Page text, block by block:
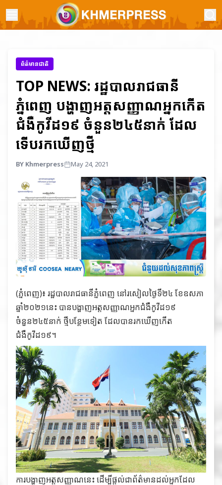
ព័ត៌មានជាតិ
TOP NEWS: រដ្ឋបាលរាជធានី
ភ្នំពេញ បង្ហាញអត្តសញ្ញាណអ្នកកើត
ជំងឺកូវីដ១៩ ចំនួន២៤៥នាក់ ដែល
ទើបរកឃើញថ្មី
BY Khmerpress May 24, 2021
(ភ្នំពេញ)៖ រដ្ឋបាលរាជធានីភ្នំពេញ នៅរសៀលថ្ងៃទី២៤ ខែឧសភា
ឆ្នាំ២០២១នេះ បានបង្ហាញអត្តសញ្ញាណអ្នកជំងឺកូវីដ១៩
ចំនួន២៤៥នាក់ ថ្មីបន្ថែមទៀត ដែលបានរកឃើញកើត
ជំងឺកូវីដ១៩។
ការបង្ហាញអត្តសញ្ញាណនេះ ដើម្បីផ្តល់ជាព័ត៌មានដល់អ្នកដែល